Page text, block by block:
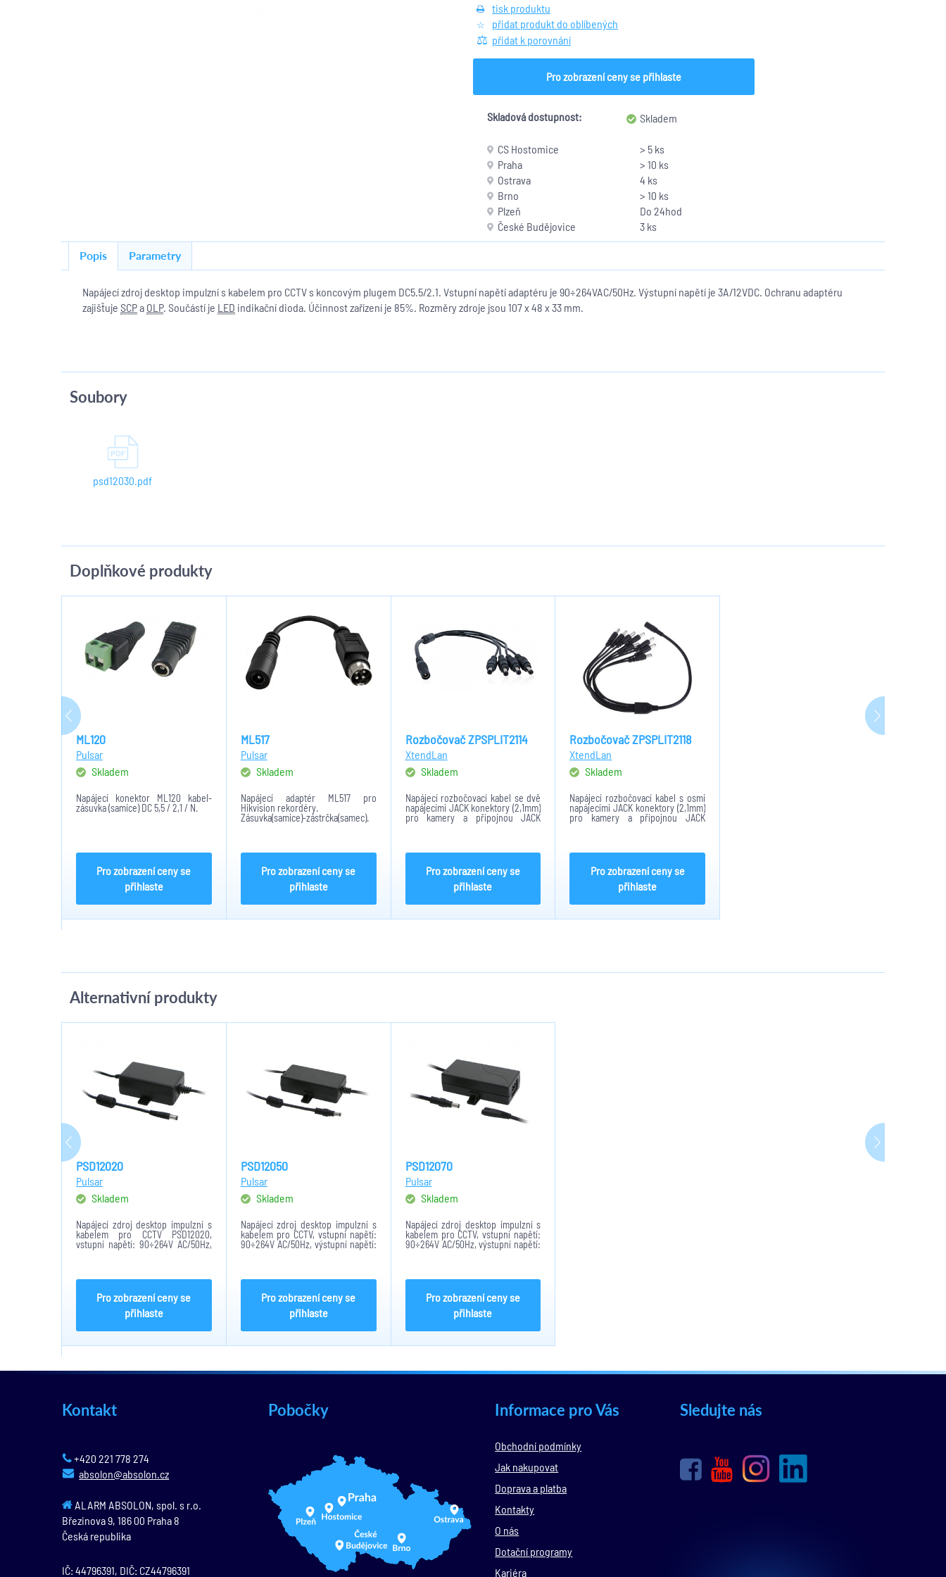
tisk produktu
přidat produkt do oblíbených
přidat k porovnání
Pro zobrazení ceny se přihlaste
Skladová dostupnost: Skladem
CS Hostomice
> 5 ks
Praha
> 10 ks
Ostrava
4 ks
Brno
> 10 ks
Plzeň
Do 24hod
České Budějovice
3 ks
Popis Parametry
Napájecí zdroj desktop impulzní s kabelem pro CCTV s koncovým plugem DC5.5/2.1. Vstupní napětí adaptéru je 90÷264VAC/50Hz. Výstupní napětí je 3A/12VDC. Ochranu adaptéru
zajišťuje SCPa OLP. Součástí je LED indikační dioda. Účinnost zařízení je 85%. Rozměry zdroje jsou 107 x 48 x 33 mm.
Soubory
psd12030.pdf
Doplňkové produkty
ML120
Pulsar
Skladem
Napájecí konektor ML120 kabel-
zásuvka (samice) DC 5,5 / 2,1 / N.
Pro zobrazení ceny se
přihlaste
ML517
Pulsar
Skladem
Napájecí adaptér ML517 pro
Hikvision rekordéry.
Zásuvka(samice)-zástrčka(samec).
Pro zobrazení ceny se
přihlaste
Rozbočovač ZPSPLIT2114
XtendLan
Skladem
Napájecí rozbočovací kabel se dvě
napájecími JACK konektory (2,1mm)
pro kamery a přípojnou JACK
samice.
Pro zobrazení ceny se
přihlaste
Rozbočovač ZPSPLIT2118
XtendLan
Skladem
Napájecí rozbočovací kabel s osmi
napájecími JACK konektory (2,1mm)
pro kamery a přípojnou JACK
samice
Pro zobrazení ceny se
přihlaste
Alternativní produkty
PSD12020
Pulsar
Skladem
Napájecí zdroj desktop impulzní s
kabelem pro CCTV PSD12020,
vstupní napětí: 90÷264V AC/50Hz,
výstupní napětí: 2A/12VDC, ochrana
skříň...
Pro zobrazení ceny se
přihlaste
PSD12050
Pulsar
Skladem
Napájecí zdroj desktop impulzní s
kabelem pro CCTV, vstupní napětí:
90÷264V AC/50Hz, výstupní napětí:
5A/12VDC, ochrana SCP/OLP, LED
vybavená...
Pro zobrazení ceny se
přihlaste
PSD12070
Pulsar
Skladem
Napájecí zdroj desktop impulzní s
kabelem pro CCTV, vstupní napětí:
90÷264V AC/50Hz, výstupní napětí:
7A/12VDC, ochrana SCP/OLP, LED
vybavená...
Pro zobrazení ceny se
přihlaste
Kontakt
+420 221 778 274
absolon@absolon.cz
ALARM ABSOLON, spol. s r.o.
Březinova 9,186 00 Praha 8
Česká republika
IČ: 44796391, DIČ: CZ44796391
Pobočky Informace pro Vás
Obchodní podmínky
Jak nakupovat
Doprava a platba
Kontakty
O nás
Dotační programy
Kariéra
Sledujte nás